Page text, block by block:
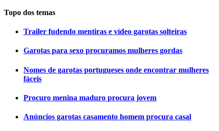
Topo dos temas
Trailer fudendo mentiras e vídeo garotas solteiras
Garotas para sexo procuramos mulheres gordas
Nomes de garotas portugueses onde encontrar mulheres
fáceis
Procuro menina maduro procura jovem
Anúncios garotas casamento homem procura casal